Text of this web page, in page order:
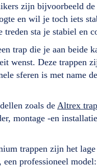
zijn bijvoorbeeld de
en wil je toch iets
treden sta je stabiel en
trap die je aan beide
wenst. Deze trappen
sferen is met name de
zoals de Altrex
montage -en
trappen zijn het
professioneel